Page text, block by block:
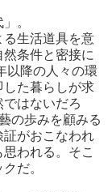
。
生活道具を意
条件と密接に
以降の人々の環
た暮らしが求
はないだろ
の歩みを顧みる
証がおこなわれ
われる。そこ
だ。